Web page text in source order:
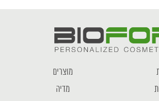
מוצרים
מדיה